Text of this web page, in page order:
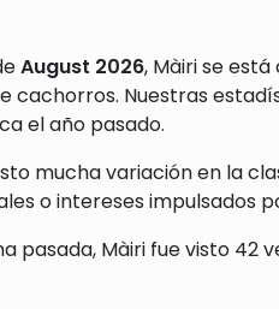
August 2026, Màiri se
cachorros. Nuestras
el año pasado.
mucha variación en la
o intereses impulsados
pasada, Màiri fue visto 42